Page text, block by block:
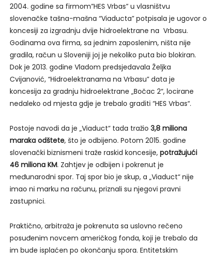
2004. godine sa firmom”HES Vrbas” u vlasništvu
slovenačke tašna-mašna “Viaducta” potpisala je ugovor o
koncesiji za izgradnju dvije hidroelektrane na Vrbasu.
Godinama ova firma, sa jednim zaposlenim, ništa nije
gradila, račun u Sloveniji joj je nekoliko puta bio blokiran.
Dok je 2013. godine Vladom predsjedavala Željka
Cvijanović, “Hidroelektranama na Vrbasu” data je
koncesija za gradnju hidroelektrane „Bočac 2“, locirane
nedaleko od mjesta gdje je trebalo graditi “HES Vrbas“.
Postoje navodi da je „Viaduct“ tada tražio 3,8 miliona
maraka odštete, što je odbijeno. Potom 2015. godine
slovenački biznismeni traže raskid koncesije, potražujući
46 miliona KM. Zahtjev je odbijen i pokrenut je
međunarodni spor. Taj spor bio je skup, a „Viaduct“ nije
imao ni marku na računu, priznali su njegovi pravni
zastupnici.
Praktično, arbitraža je pokrenuta sa uslovno rečeno
posuđenim novcem američkog fonda, koji je trebalo da
im bude isplaćen po okončanju spora. Entitetskim